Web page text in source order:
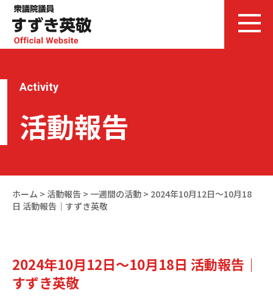
Activity
活動報告
ホーム > 活動報告 > 一週間の活動 > 2024年10月12日～10月18
日 活動報告｜すずき英敬
2024年10月12日～10月18日 活動報告｜
すずき英敬